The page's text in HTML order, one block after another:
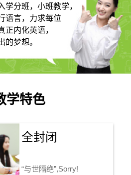
学分班，小班教学，
语言，力求每位
正内化英语，
的梦想。
学特色
全封闭
“与世隔绝”,Sorry!